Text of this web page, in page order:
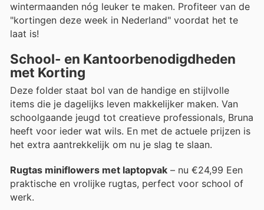
wintermaanden nóg leuker te maken. Profiteer van de
"kortingen deze week in Nederland" voordat het te
laat is!
School- en Kantoorbenodigdheden
met Korting
Deze folder staat bol van de handige en stijlvolle
items die je dagelijks leven makkelijker maken. Van
schoolgaande jeugd tot creatieve professionals, Bruna
heeft voor ieder wat wils. En met de actuele prijzen is
het extra aantrekkelijk om nu je slag te slaan.
Rugtas miniflowers met laptopvak – nu €24,99 Een
praktische en vrolijke rugtas, perfect voor school of
werk.